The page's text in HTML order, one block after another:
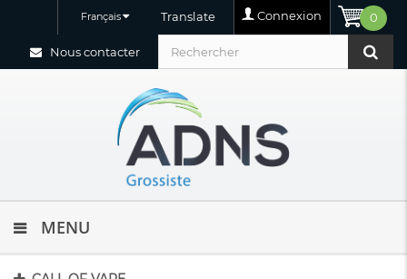
0
Connexion
Translate
Français
Nous contacter
MENU